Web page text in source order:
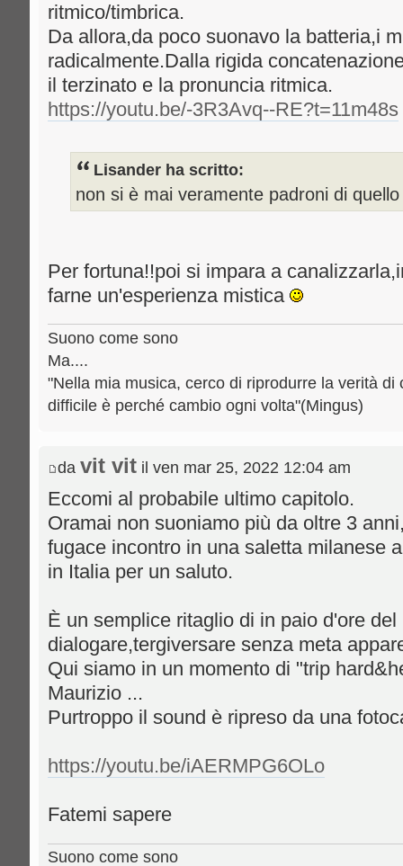
ritmico/timbrica.
Da allora,da poco suonavo la batteria,i
radicalmente.Dalla rigida
il terzinato e la pronuncia ritmica.
https://youtu.be/-3R3Avq--RE?t=11m48s
Lisander ha scritto:
non si è mai veramente padroni di
Per fortuna!!poi si impara a
farne un'esperienza mistica
Suono come sono
Ma....
"Nella mia musica, cerco di riprodurre la verità
difficile è perché cambio ogni volta"(Mingus)
da vit vit il ven mar 25, 2022 12:04 am
Eccomi al probabile ultimo capitolo.
Oramai non suoniamo più da oltre 3
fugace incontro in una saletta milanese
in Italia per un saluto.
È un semplice ritaglio di in paio d'ore del
dialogare,tergiversare senza meta
Qui siamo in un momento di "trip
Maurizio ...
Purtroppo il sound è ripreso da una
https://youtu.be/iAERMPG6OLo
Fatemi sapere
Suono come sono